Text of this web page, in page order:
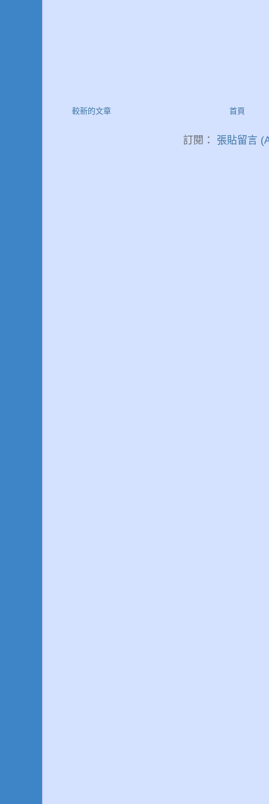
較新的文章 首頁
訂閱： 張貼留言